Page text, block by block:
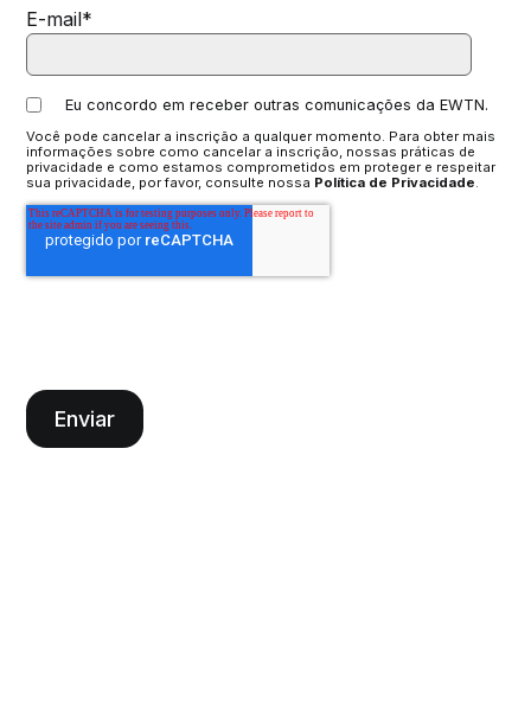
E-mail*
Eu concordo em receber outras comunicações da EWTN.
Você pode cancelar a inscrição a qualquer momento. Para obter mais
informações sobre como cancelar a inscrição, nossas práticas de
privacidade e como estamos comprometidos em proteger e respeitar
sua privacidade, por favor, consulte nossa Política de Privacidade.